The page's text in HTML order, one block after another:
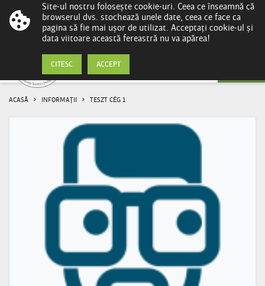
Informații
ACASĂ INFORMAȚII TESZT CÉG 1
Site-ul nostru folosește cookie-uri. Ceea ce înseamnă că
browserul dvs. stochează unele date, ceea ce face ca
pagina să fie mai ușor de utilizat. Acceptați cookie-ul și
data viitoare această fereastră nu va apărea!
CITESC ACCEPT